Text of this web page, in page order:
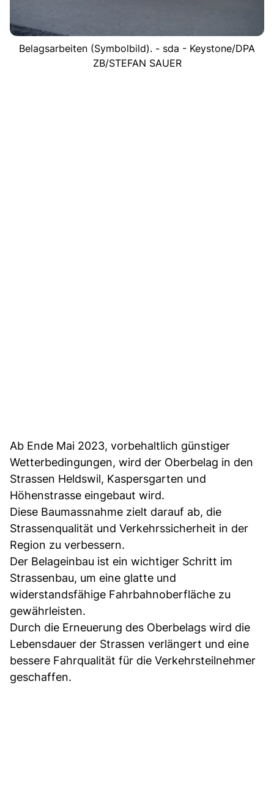
Belagsarbeiten (Symbolbild). - sda - Keystone/DPA
ZB/STEFAN SAUER
Ab Ende Mai 2023, vorbehaltlich günstiger
Wetterbedingungen, wird der Oberbelag in den
Strassen Heldswil, Kaspersgarten und
Höhenstrasse eingebaut wird.
Diese Baumassnahme zielt darauf ab, die
Strassenqualität und Verkehrssicherheit in der
Region zu verbessern.
Der Belageinbau ist ein wichtiger Schritt im
Strassenbau, um eine glatte und
widerstandsfähige Fahrbahnoberfläche zu
gewährleisten.
Durch die Erneuerung des Oberbelags wird die
Lebensdauer der Strassen verlängert und eine
bessere Fahrqualität für die Verkehrsteilnehmer
geschaffen.